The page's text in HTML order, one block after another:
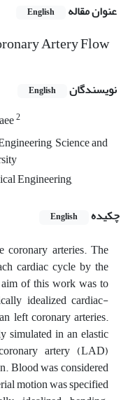
عنوان مقاله English
Artery Flow
نویسندگان English
2
Science and
Engineering,
چکیده
English
coronary arteries. The
cardiac cycle by the
of this work was to
idealized cardiac-
left coronary arteries.
simulated in an elastic
artery (LAD)
Blood was considered
motion was specified